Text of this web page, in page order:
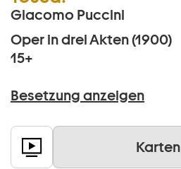
Giacomo Puccini
Oper in drei Akten (1900)
15+
Besetzung anzeigen
Karten